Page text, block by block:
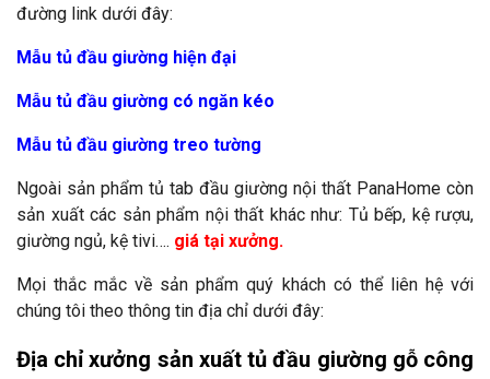
đường link dưới đây:
Mẫu tủ đầu giường hiện đại
Mẫu tủ đầu giường có ngăn kéo
Mẫu tủ đầu giường treo tường
Ngoài sản phẩm tủ tab đầu giường nội thất PanaHome còn
sản xuất các sản phẩm nội thất khác như: Tủ bếp, kệ rượu,
giường ngủ, kệ tivi…. giá tại xưởng.
Mọi thắc mắc về sản phẩm quý khách có thể liên hệ với
chúng tôi theo thông tin địa chỉ dưới đây:
Địa chỉ xưởng sản xuất tủ đầu giường gỗ công